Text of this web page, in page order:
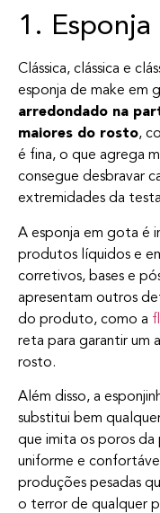
1.
Clássica, clássica e
esponja de make em
arredondado na
maiores do rosto,
é fina, o que agrega
consegue desbravar
extremidades da
A esponja em gota é
produtos líquidos e
corretivos, bases e
apresentam outros
do produto, como a
reta para garantir um
rosto.
Além disso, a
substitui bem
que imita os poros
uniforme e
produções pesadas
o terror de qualquer